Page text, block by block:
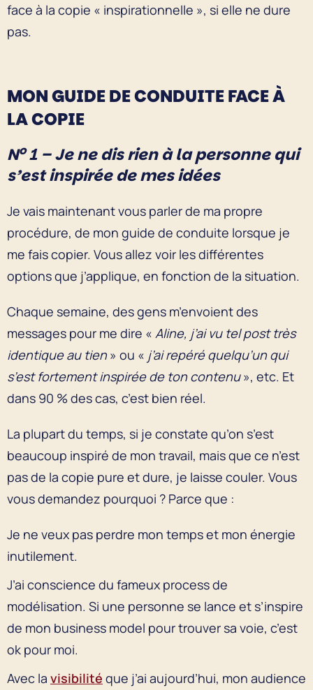
face à la copie « inspirationnelle », si elle ne dure
pas.
MON GUIDE DE CONDUITE FACE À
LA COPIE
No1 – Je ne dis rien à la personne qui
s’est inspirée de mes idées
Je vais maintenant vous parler de ma propre
procédure, de mon guide de conduite lorsque je
me fais copier. Vous allez voir les différentes
options que j’applique, en fonction de la situation.
Chaque semaine, des gens m’envoient des
messages pour me dire « Aline, j’ai vu tel post très
identique au tien » ou « j’ai repéré quelqu’un qui
s’est fortement inspirée de ton contenu», etc. Et
dans 90 % des cas, c’est bien réel.
La plupart du temps, si je constate qu’on s’est
beaucoup inspiré de mon travail, mais que ce n’est
pas de la copie pure et dure, je laisse couler. Vous
vous demandez pourquoi ? Parce que :
Je ne veux pas perdre mon temps et mon énergie
inutilement.
J’ai conscience du fameux process de
modélisation. Si une personne se lance et s’inspire
de mon business model pour trouver sa voie, c’est
ok pour moi.
Avec la visibilité que j’ai aujourd’hui, mon audience